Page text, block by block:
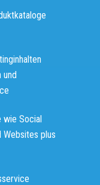
und
wie Social
Websites plus